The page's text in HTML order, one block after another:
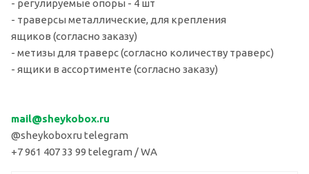
- регулируемые опоры - 4 шт
- траверсы металлические, для крепления
ящиков (согласно заказу)
- метизы для траверс (согласно количеству траверс)
- ящики в ассортименте (согласно заказу)
mail@sheykobox.ru
@sheykoboxru telegram
+7 961 407 33 99 telegram / WA